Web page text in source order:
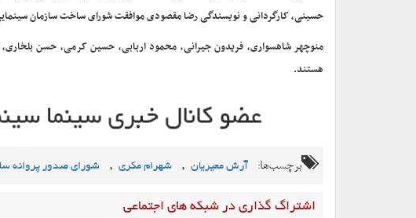
حسینی، کارگردانی و نویسندگی رضا مقصودی موافقت شورای ساخت سازمان
منوچهر شاهسواری، فریدون جیرانی، محمود اربابی، حسین کرمی، حسن
هستند.
برچسب‌ها: آرش معیریان , شهرام مکری , شورای صدور پروانه
اشتراگ گذاری در شبکه های اجتماعی